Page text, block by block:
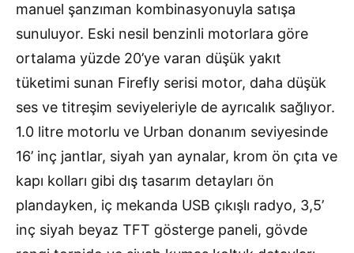
manuel şanzıman kombinasyonuyla satışa
sunuluyor. Eski nesil benzinli motorlara göre
ortalama yüzde 20’ye varan düşük yakıt
tüketimi sunan Firefly serisi motor, daha düşük
ses ve titreşim seviyeleriyle de ayrıcalık sağlıyor.
1.0 litre motorlu ve Urban donanım seviyesinde
16’ inç jantlar, siyah yan aynalar, krom ön çıta ve
kapı kolları gibi dış tasarım detayları ön
plandayken, iç mekanda USB çıkışlı radyo, 3,5’
inç siyah beyaz TFT gösterge paneli, gövde